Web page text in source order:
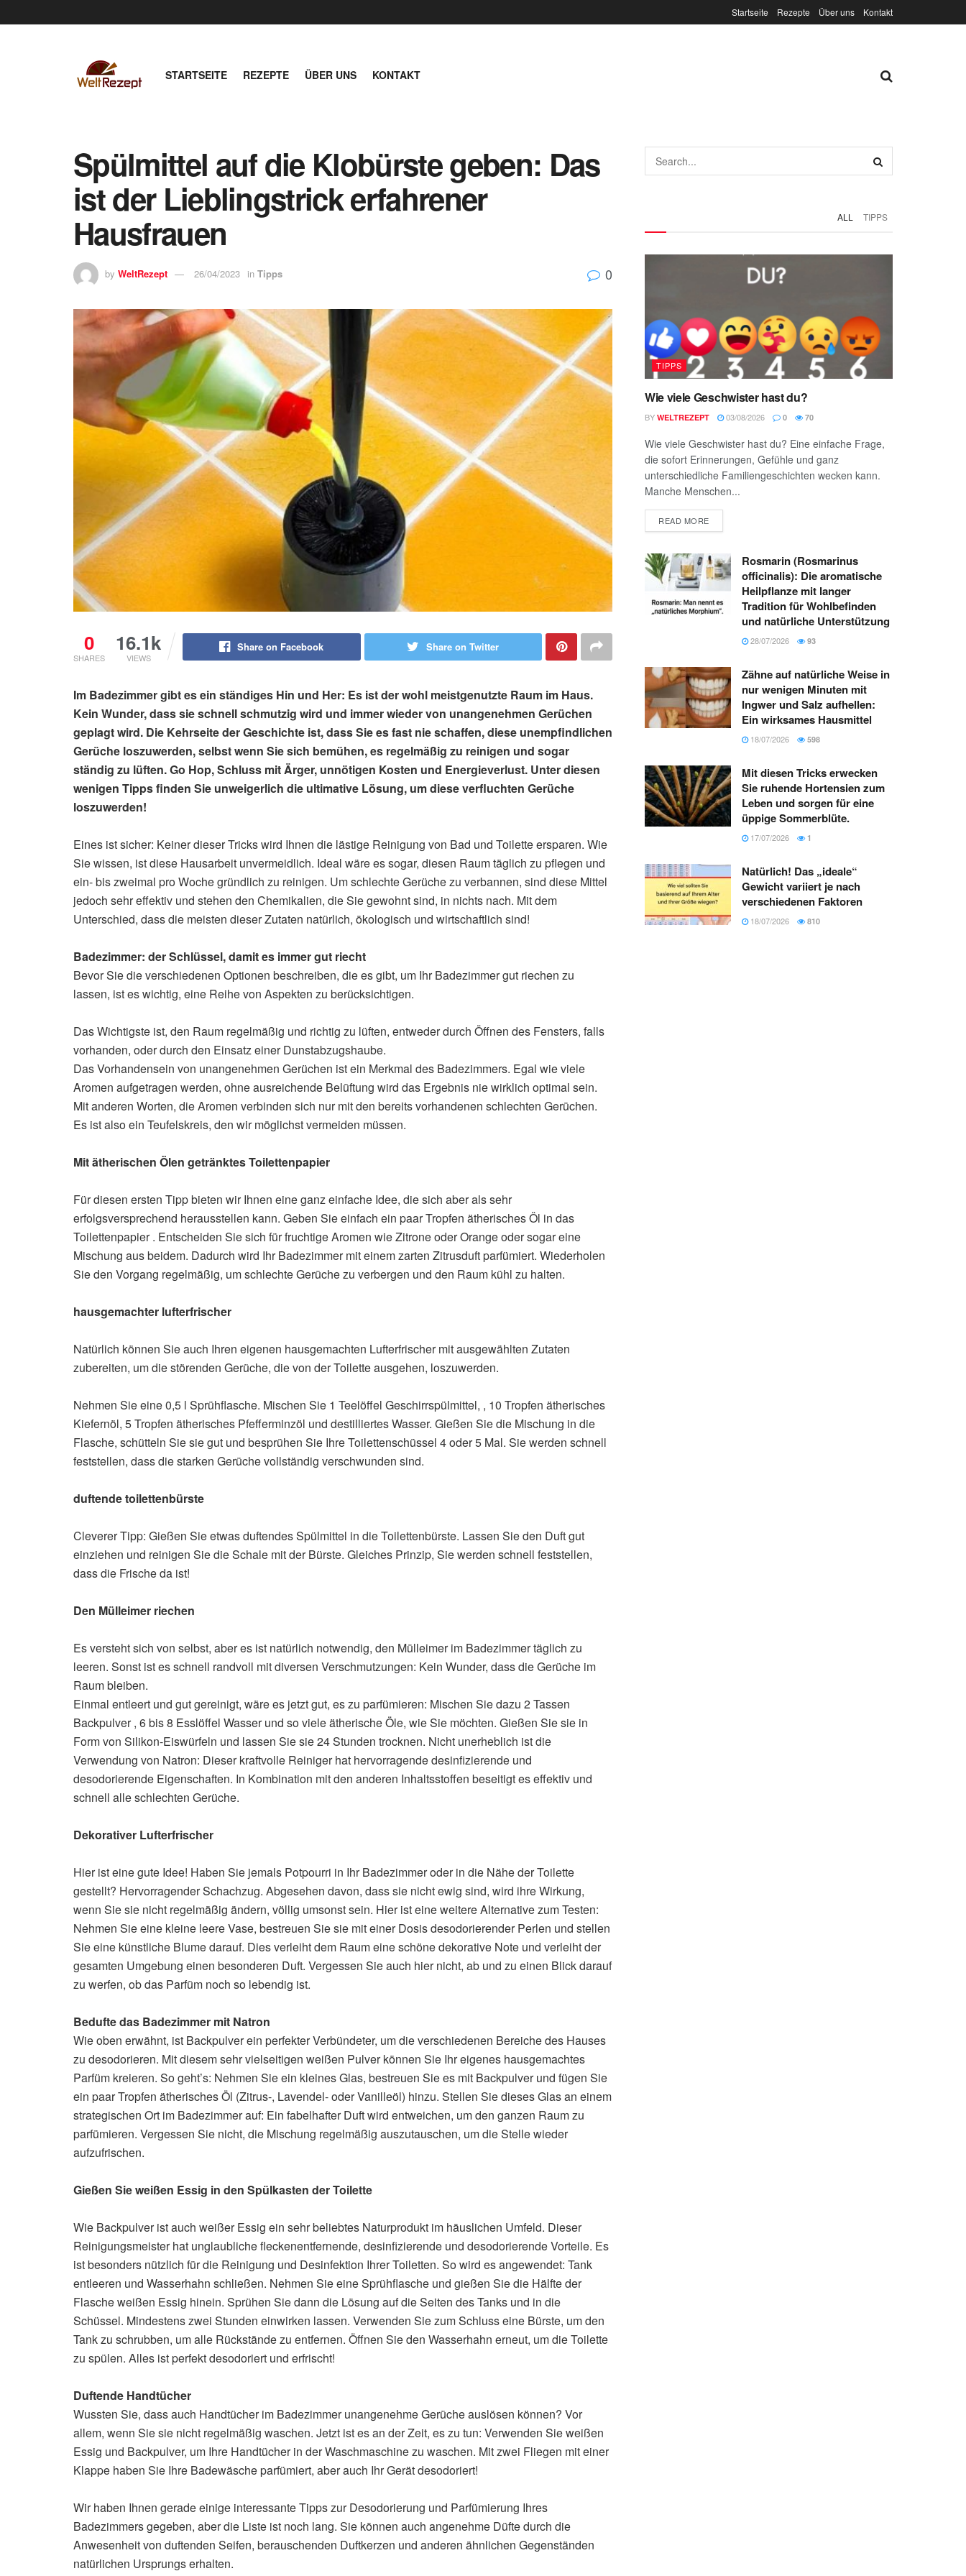
Startseite Rezepte Über uns Kontakt
STARTSEITE REZEPTE ÜBER UNS KONTAKT
Spülmittel auf die Klobürste geben: Das
ist der Lieblingstrick erfahrener
Hausfrauen
by WeltRezept 26/04/2023 in Tipps 0
0
SHARES
16.1k
VIEWS
Share on Facebook Share on Twitter
Im Badezimmer gibt es ein ständiges Hin und Her: Es ist der wohl meistgenutzte Raum im Haus.
Kein Wunder, dass sie schnell schmutzig wird und immer wieder von unangenehmen Gerüchen
geplagt wird. Die Kehrseite der Geschichte ist, dass Sie es fast nie schaffen, diese unempfindlichen
Gerüche loszuwerden, selbst wenn Sie sich bemühen, es regelmäßig zu reinigen und sogar
ständig zu lüften. Go Hop, Schluss mit Ärger, unnötigen Kosten und Energieverlust. Unter diesen
wenigen Tipps finden Sie unweigerlich die ultimative Lösung, um diese verfluchten Gerüche
loszuwerden!
Eines ist sicher: Keiner dieser Tricks wird Ihnen die lästige Reinigung von Bad und Toilette ersparen. Wie
Sie wissen, ist diese Hausarbeit unvermeidlich. Ideal wäre es sogar, diesen Raum täglich zu pflegen und
ein- bis zweimal pro Woche gründlich zu reinigen. Um schlechte Gerüche zu verbannen, sind diese Mittel
jedoch sehr effektiv und stehen den Chemikalien, die Sie gewohnt sind, in nichts nach. Mit dem
Unterschied, dass die meisten dieser Zutaten natürlich, ökologisch und wirtschaftlich sind!
Badezimmer: der Schlüssel, damit es immer gut riecht
Bevor Sie die verschiedenen Optionen beschreiben, die es gibt, um Ihr Badezimmer gut riechen zu
lassen, ist es wichtig, eine Reihe von Aspekten zu berücksichtigen.
Das Wichtigste ist, den Raum regelmäßig und richtig zu lüften, entweder durch Öffnen des Fensters, falls
vorhanden, oder durch den Einsatz einer Dunstabzugshaube.
Das Vorhandensein von unangenehmen Gerüchen ist ein Merkmal des Badezimmers. Egal wie viele
Aromen aufgetragen werden, ohne ausreichende Belüftung wird das Ergebnis nie wirklich optimal sein.
Mit anderen Worten, die Aromen verbinden sich nur mit den bereits vorhandenen schlechten Gerüchen.
Es ist also ein Teufelskreis, den wir möglichst vermeiden müssen.
Mit ätherischen Ölen getränktes Toilettenpapier
Für diesen ersten Tipp bieten wir Ihnen eine ganz einfache Idee, die sich aber als sehr
erfolgsversprechend herausstellen kann. Geben Sie einfach ein paar Tropfen ätherisches Öl in das
Toilettenpapier . Entscheiden Sie sich für fruchtige Aromen wie Zitrone oder Orange oder sogar eine
Mischung aus beidem. Dadurch wird Ihr Badezimmer mit einem zarten Zitrusduft parfümiert. Wiederholen
Sie den Vorgang regelmäßig, um schlechte Gerüche zu verbergen und den Raum kühl zu halten.
hausgemachter lufterfrischer
Natürlich können Sie auch Ihren eigenen hausgemachten Lufterfrischer mit ausgewählten Zutaten
zubereiten, um die störenden Gerüche, die von der Toilette ausgehen, loszuwerden.
Nehmen Sie eine 0,5 l Sprühflasche. Mischen Sie 1 Teelöffel Geschirrspülmittel, , 10 Tropfen ätherisches
Kiefernöl, 5 Tropfen ätherisches Pfefferminzöl und destilliertes Wasser. Gießen Sie die Mischung in die
Flasche, schütteln Sie sie gut und besprühen Sie Ihre Toilettenschüssel 4 oder 5 Mal. Sie werden schnell
feststellen, dass die starken Gerüche vollständig verschwunden sind.
duftende toilettenbürste
Cleverer Tipp: Gießen Sie etwas duftendes Spülmittel in die Toilettenbürste. Lassen Sie den Duft gut
einziehen und reinigen Sie die Schale mit der Bürste. Gleiches Prinzip, Sie werden schnell feststellen,
dass die Frische da ist!
Den Mülleimer riechen
Es versteht sich von selbst, aber es ist natürlich notwendig, den Mülleimer im Badezimmer täglich zu
leeren. Sonst ist es schnell randvoll mit diversen Verschmutzungen: Kein Wunder, dass die Gerüche im
Raum bleiben.
Einmal entleert und gut gereinigt, wäre es jetzt gut, es zu parfümieren: Mischen Sie dazu 2 Tassen
Backpulver , 6 bis 8 Esslöffel Wasser und so viele ätherische Öle, wie Sie möchten. Gießen Sie sie in
Form von Silikon-Eiswürfeln und lassen Sie sie 24 Stunden trocknen. Nicht unerheblich ist die
Verwendung von Natron: Dieser kraftvolle Reiniger hat hervorragende desinfizierende und
desodorierende Eigenschaften. In Kombination mit den anderen Inhaltsstoffen beseitigt es effektiv und
schnell alle schlechten Gerüche.
Dekorativer Lufterfrischer
Hier ist eine gute Idee! Haben Sie jemals Potpourri in Ihr Badezimmer oder in die Nähe der Toilette
gestellt? Hervorragender Schachzug. Abgesehen davon, dass sie nicht ewig sind, wird ihre Wirkung,
wenn Sie sie nicht regelmäßig ändern, völlig umsonst sein. Hier ist eine weitere Alternative zum Testen:
Nehmen Sie eine kleine leere Vase, bestreuen Sie sie mit einer Dosis desodorierender Perlen und stellen
Sie eine künstliche Blume darauf. Dies verleiht dem Raum eine schöne dekorative Note und verleiht der
gesamten Umgebung einen besonderen Duft. Vergessen Sie auch hier nicht, ab und zu einen Blick darauf
zu werfen, ob das Parfüm noch so lebendig ist.
Bedufte das Badezimmer mit Natron
Wie oben erwähnt, ist Backpulver ein perfekter Verbündeter, um die verschiedenen Bereiche des Hauses
zu desodorieren. Mit diesem sehr vielseitigen weißen Pulver können Sie Ihr eigenes hausgemachtes
Parfüm kreieren. So geht’s: Nehmen Sie ein kleines Glas, bestreuen Sie es mit Backpulver und fügen Sie
ein paar Tropfen ätherisches Öl (Zitrus-, Lavendel- oder Vanilleöl) hinzu. Stellen Sie dieses Glas an einem
strategischen Ort im Badezimmer auf: Ein fabelhafter Duft wird entweichen, um den ganzen Raum zu
parfümieren. Vergessen Sie nicht, die Mischung regelmäßig auszutauschen, um die Stelle wieder
aufzufrischen.
Gießen Sie weißen Essig in den Spülkasten der Toilette
Wie Backpulver ist auch weißer Essig ein sehr beliebtes Naturprodukt im häuslichen Umfeld. Dieser
Reinigungsmeister hat unglaubliche fleckenentfernende, desinfizierende und desodorierende Vorteile. Es
ist besonders nützlich für die Reinigung und Desinfektion Ihrer Toiletten. So wird es angewendet: Tank
entleeren und Wasserhahn schließen. Nehmen Sie eine Sprühflasche und gießen Sie die Hälfte der
Flasche weißen Essig hinein. Sprühen Sie dann die Lösung auf die Seiten des Tanks und in die
Schüssel. Mindestens zwei Stunden einwirken lassen. Verwenden Sie zum Schluss eine Bürste, um den
Tank zu schrubben, um alle Rückstände zu entfernen. Öffnen Sie den Wasserhahn erneut, um die Toilette
zu spülen. Alles ist perfekt desodoriert und erfrischt!
Duftende Handtücher
Wussten Sie, dass auch Handtücher im Badezimmer unangenehme Gerüche auslösen können? Vor
allem, wenn Sie sie nicht regelmäßig waschen. Jetzt ist es an der Zeit, es zu tun: Verwenden Sie weißen
Essig und Backpulver, um Ihre Handtücher in der Waschmaschine zu waschen. Mit zwei Fliegen mit einer
Klappe haben Sie Ihre Badewäsche parfümiert, aber auch Ihr Gerät desodoriert!
Wir haben Ihnen gerade einige interessante Tipps zur Desodorierung und Parfümierung Ihres
Badezimmers gegeben, aber die Liste ist noch lang. Sie können auch angenehme Düfte durch die
Anwesenheit von duftenden Seifen, berauschenden Duftkerzen und anderen ähnlichen Gegenständen
natürlichen Ursprungs erhalten.
ALL TIPPS
TIPPS
Wie viele Geschwister hast du?
BY WELTREZEPT 03/08/2026 0 70
Wie viele Geschwister hast du? Eine einfache Frage,
die sofort Erinnerungen, Gefühle und ganz
unterschiedliche Familiengeschichten wecken kann.
Manche Menschen...
READ MORE
Rosmarin (Rosmarinus
officinalis): Die aromatische
Heilpflanze mit langer
Tradition für Wohlbefinden
und natürliche Unterstützung
28/07/2026 93
Zähne auf natürliche Weise in
nur wenigen Minuten mit
Ingwer und Salz aufhellen:
Ein wirksames Hausmittel
18/07/2026 598
Mit diesen Tricks erwecken
Sie ruhende Hortensien zum
Leben und sorgen für eine
üppige Sommerblüte.
17/07/2026 1
Natürlich! Das „ideale“
Gewicht variiert je nach
verschiedenen Faktoren
18/07/2026 810